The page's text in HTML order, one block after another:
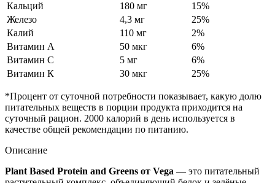
Кальций 180 мг
15%
Железо
4,3 мг
25%
Калий
110 мг
2%
Витамин А
50 мкг
6%
Витамин С
5 мг
6%
Витамин К
30 мкг 25%
*Процент от суточной потребности показывает, какую долю
питательных веществ в порции продукта приходится на
суточный рацион. 2000 калорий в день используется в
качестве общей рекомендации по питанию.
Описание
Plant Based Protein and Greens от Vega — это питательный